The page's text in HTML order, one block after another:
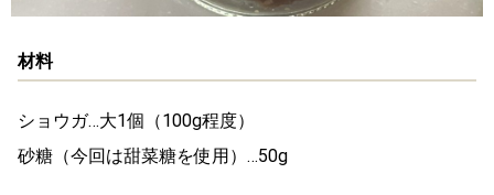
材料
ショウガ…大1個（100g程度）
砂糖（今回は甜菜糖を使用）…50g